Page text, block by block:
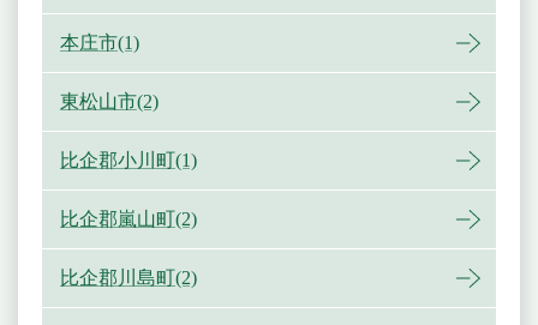
本庄市(1)
東松山市(2)
比企郡小川町(1)
比企郡嵐山町(2)
比企郡川島町(2)